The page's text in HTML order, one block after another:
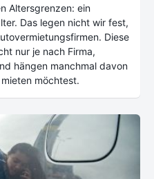
Altersgrenzen: ein
Das legen nicht wir fest,
Diese
nur je nach Firma,
hängen manchmal davon
möchtest.